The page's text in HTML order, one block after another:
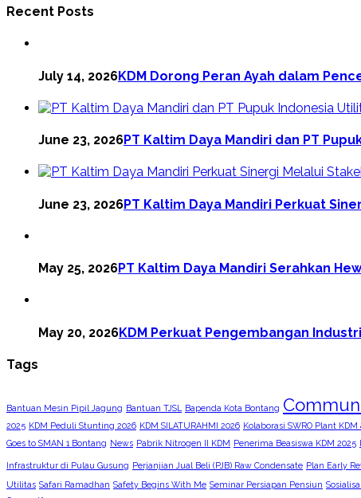
Recent Posts
July 14, 2026KDM Dorong Peran Ayah dalam
June 23, 2026PT Kaltim Daya Mandiri dan PT
June 23, 2026PT Kaltim Daya Mandiri Perkuat
May 25, 2026PT Kaltim Daya Mandiri Serahkan
May 20, 2026KDM Perkuat Pengembangan
Tags
Bantuan Mesin Pipil Jagung Bantuan TJSL Bapenda Kota Bontang
2025 KDM Peduli Stunting 2026 KDM SILATURAHMI 2026 Kolaborasi SWRO Plant
Goes to SMAN 1 Bontang News Pabrik Nitrogen II KDM Penerima Beasiswa KDM 2025
Infrastruktur di Pulau Gusung Perjanjian Jual Beli (PJB) Raw Condensate Plan Early
Utilitas Safari Ramadhan Safety Begins With Me Seminar Persiapan Pensiun